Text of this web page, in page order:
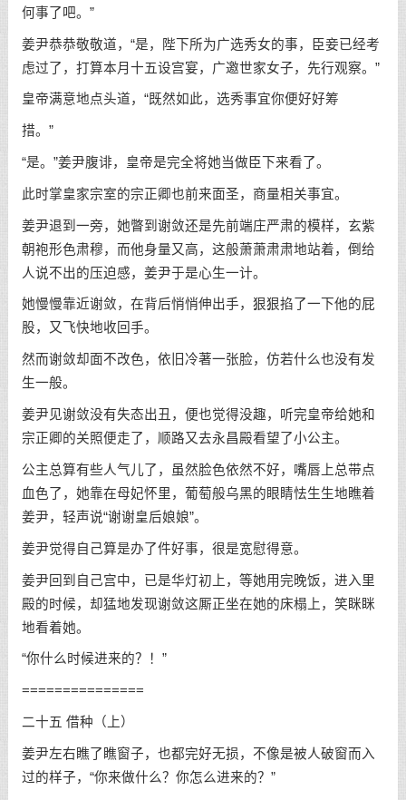
何事了吧。”
姜尹恭恭敬敬道，“是，陛下所为广选秀女的事，臣妾已经考
虑过了，打算本月十五设宫宴，广邀世家女子，先行观察。”
皇帝满意地点头道，“既然如此，选秀事宜你便好好筹
措。”
“是。”姜尹腹诽，皇帝是完全将她当做臣下来看了。
此时掌皇家宗室的宗正卿也前来面圣，商量相关事宜。
姜尹退到一旁，她瞥到谢敛还是先前端庄严肃的模样，玄紫
朝袍形色肃穆，而他身量又高，这般萧萧肃肃地站着，倒给
人说不出的压迫感，姜尹于是心生一计。
她慢慢靠近谢敛，在背后悄悄伸出手，狠狠掐了一下他的屁
股，又飞快地收回手。
然而谢敛却面不改色，依旧冷著一张脸，仿若什么也没有发
生一般。
姜尹见谢敛没有失态出丑，便也觉得没趣，听完皇帝给她和
宗正卿的关照便走了，顺路又去永昌殿看望了小公主。
公主总算有些人气儿了，虽然脸色依然不好，嘴唇上总带点
血色了，她靠在母妃怀里，葡萄般乌黑的眼睛怯生生地瞧着
姜尹，轻声说“谢谢皇后娘娘”。
姜尹觉得自己算是办了件好事，很是宽慰得意。
姜尹回到自己宫中，已是华灯初上，等她用完晚饭，进入里
殿的时候，却猛地发现谢敛这厮正坐在她的床榻上，笑眯眯
地看着她。
“你什么时候进来的？！”
===============
二十五 借种（上）
姜尹左右瞧了瞧窗子，也都完好无损，不像是被人破窗而入
过的样子，“你来做什么？你怎么进来的？”